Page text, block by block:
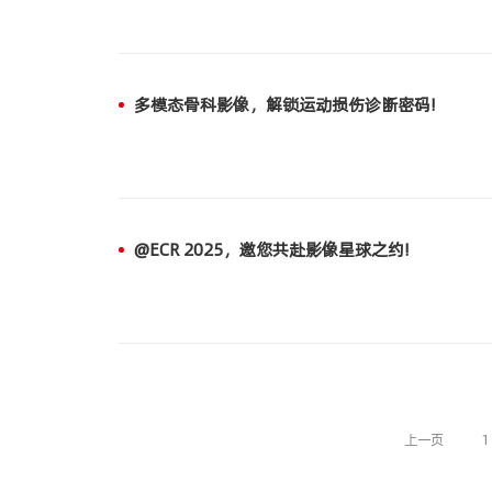
多模态骨科影像，解锁运动损伤诊断密码!
@ECR 2025，邀您共赴影像星球之约!
上一页 1